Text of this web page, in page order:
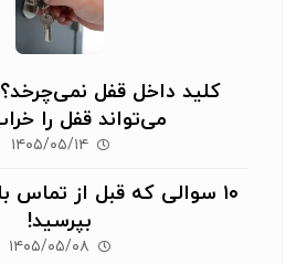
کلید داخل قفل
می‌تواند قفل را
۱۴۰۵/۰۵/۱۴
۱۰ سوالی که قبل از تماس
بپرسید!
۱۴۰۵/۰۵/۰۸